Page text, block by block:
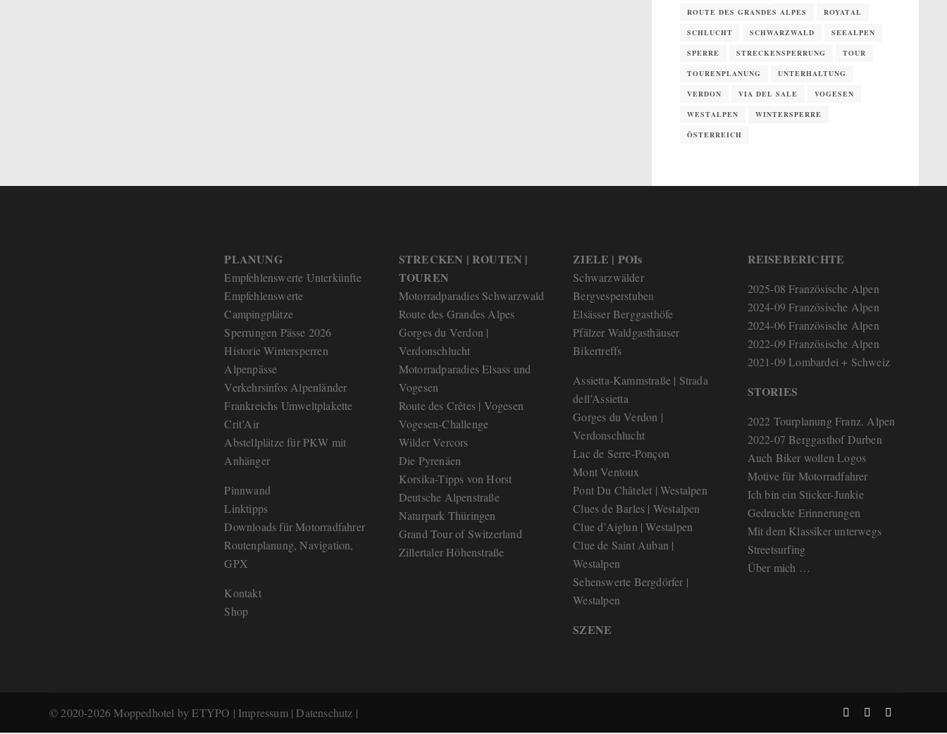
ROUTE DES GRANDES ALPES ROYATAL
SCHLUCHT SCHWARZWALD SEEALPEN
SPERRE STRECKENSPERRUNG TOUR
TOURENPLANUNG UNTERHALTUNG
VERDON VIA DEL SALE VOGESEN
WESTALPEN WINTERSPERRE
ÖSTERREICH
PLANUNG
Empfehlenswerte Unterkünfte
Empfehlenswerte
Campingplätze
Sperrungen Pässe 2026
Historie Wintersperren
Alpenpässe
Verkehrsinfos Alpenländer
Frankreichs Umweltplakette
Crit’Air
Abstellplätze für PKW mit
Anhänger
Pinnwand
Linktipps
Downloads für Motorradfahrer
Routenplanung, Navigation,
GPX
Kontakt
Shop
STRECKEN | ROUTEN |
TOUREN
Motorradparadies Schwarzwald
Route des Grandes Alpes
Gorges du Verdon |
Verdonschlucht
Motorradparadies Elsass und
Vogesen
Route des Crêtes | Vogesen
Vogesen-Challenge
Wilder Vercors
Die Pyrenäen
Korsika-Tipps von Horst
Deutsche Alpenstraße
Naturpark Thüringen
Grand Tour of Switzerland
Zillertaler Höhenstraße
ZIELE | POIs
Schwarzwälder
Bergvesperstuben
Elsässer Berggasthöfe
Pfälzer Waldgasthäuser
Bikertreffs
Assietta-Kammstraße | Strada
dell’Assietta
Gorges du Verdon |
Verdonschlucht
Lac de Serre-Ponçon
Mont Ventoux
Pont Du Châtelet | Westalpen
Clues de Barles | Westalpen
Clue d’Aiglun | Westalpen
Clue de Saint Auban |
Westalpen
Sehenswerte Bergdörfer |
Westalpen
SZENE
REISEBERICHTE
2025-08 Französische Alpen
2024-09 Französische Alpen
2024-06 Französische Alpen
2022-09 Französische Alpen
2021-09 Lombardei + Schweiz
STORIES
2022 Tourplanung Franz. Alpen
2022-07 Berggasthof Durben
Auch Biker wollen Logos
Motive für Motorradfahrer
Ich bin ein Sticker-Junkie
Gedruckte Erinnerungen
Mit dem Klassiker unterwegs
Streetsurfing
Über mich …
©2020-2026Moppedhotel byETYPO | Impressum| Datenschutz |